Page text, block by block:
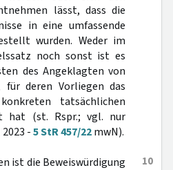
lässt, dass die
in eine umfassende
wurden. Weder im
noch sonst ist es
des Angeklagten von
für deren Vorliegen das
tatsächlichen
hat (st. Rspr.; vgl. nur
-5 StR 457/22mwN).
10
ist die Beweiswürdigung